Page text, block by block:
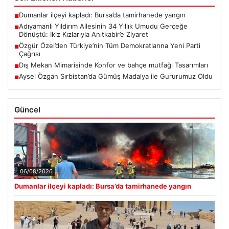
■Dumanlar ilçeyi kapladı: Bursa’da tamirhanede yangın
■Adıyamanlı Yıldırım Ailesinin 34 Yıllık Umudu Gerçeğe
Dönüştü: İkiz Kızlarıyla Anıtkabir’e Ziyaret
■Özgür Özel’den Türkiye’nin Tüm Demokratlarına Yeni Parti
Çağrısı
■Dış Mekan Mimarisinde Konfor ve bahçe mutfağı Tasarımları
■Aysel Özgan Sırbistan’da Gümüş Madalya ile Gururumuz Oldu
Güncel
06/08/2026
Dumanlar ilçeyi kapladı: Bursa’da tamirhanede yangın